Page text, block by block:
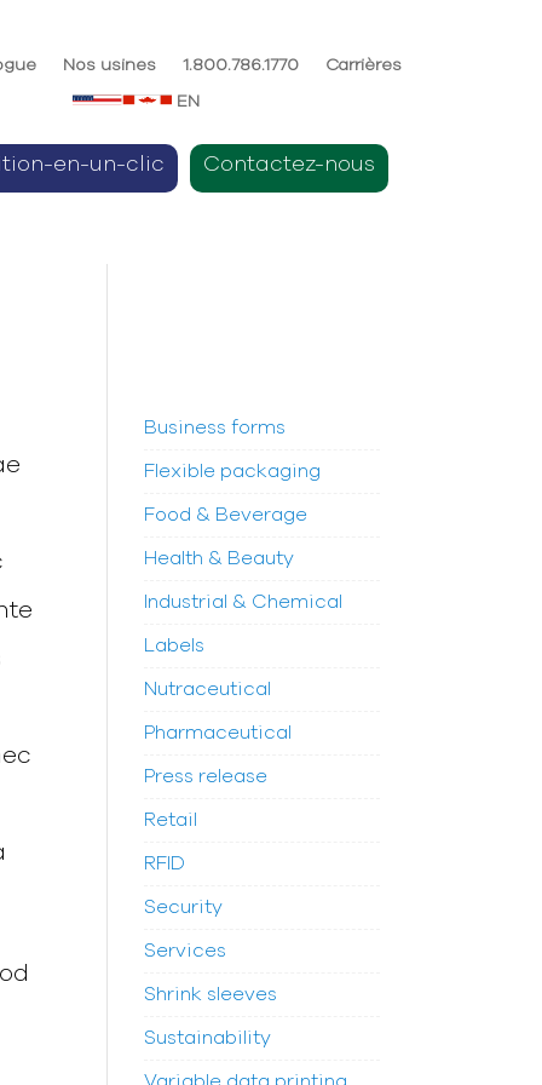
Nos usines 1.800.786.1770 Carrières
EN
en-un-clic Contactez-nous
Business forms
Flexible packaging
Food & Beverage
Health & Beauty
Industrial & Chemical
Labels
Nutraceutical
Pharmaceutical
Press release
Retail
RFID
Security
Services
Shrink sleeves
Sustainability